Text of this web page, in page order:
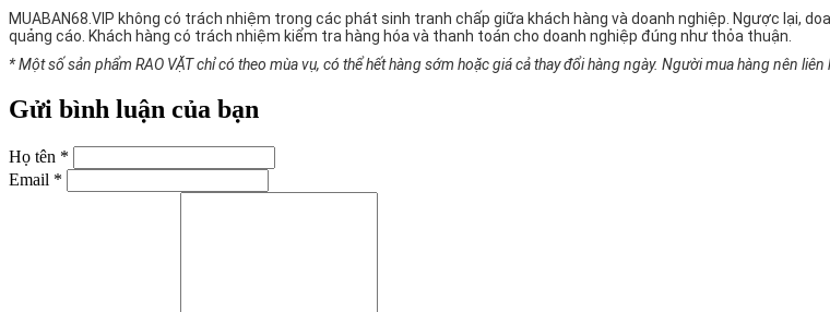
MUABAN68.VIP không có trách nhiệm trong các phát sinh tranh chấp giữa khách hàng và doanh nghiệp. Ngược lại,
quảng cáo. Khách hàng có trách nhiệm kiểm tra hàng hóa và thanh toán cho doanh nghiệp đúng như thỏa thuận.
* Một số sản phẩm RAO VẶT chỉ có theo mùa vụ, có thể hết hàng sớm hoặc giá cả thay đổi hàng ngày. Người mua hàng nên
Gửi bình luận của bạn
Họ tên *
Email *